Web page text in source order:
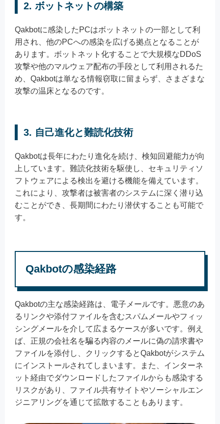
2. ボットネットの構築
Qakbotに感染したPCはボットネットの一部として利
用され、他のPCへの感染を広げる拠点となることが
あります。ボットネット化することで大規模なDDoS
攻撃や他のマルウェア配布の手段として利用されるた
め、Qakbotは単なる情報窃取に留まらず、さまざまな
攻撃の温床となるのです。
3. 自己進化と難読化技術
Qakbotは長年にわたり進化を続け、検知回避能力が向
上しています。難読化技術を駆使し、セキュリティソ
フトウェアによる検出を避ける機能を備えています。
これにより、攻撃者は被害者のシステムに深く潜り込
むことができ、長期間にわたり潜伏することも可能で
す。
Qakbotの感染経路
Qakbotの主な感染経路は、電子メールです。悪意のあ
るリンクや添付ファイルを含むスパムメールやフィッ
シングメールを介して広まるケースが多いです。例え
ば、正規の会社名を騙る内容のメールに偽の請求書や
ファイルを添付し、クリックするとQakbotがシステム
にインストールされてしまいます。また、インターネ
ット経由でダウンロードしたファイルからも感染する
リスクがあり、ファイル共有サイトやソーシャルエン
ジニアリングを通じて拡散することもあります。